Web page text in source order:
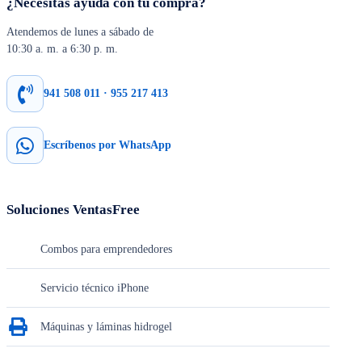
Atendemos de lunes a sábado de
10:30 a. m. a 6:30 p. m.
941 508 011 · 955 217 413
Escríbenos por WhatsApp
Soluciones VentasFree
Combos para emprendedores
Servicio técnico iPhone
Máquinas y láminas hidrogel